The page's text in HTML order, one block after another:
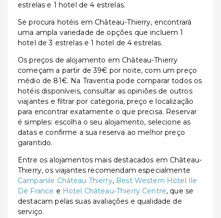
estrelas e 1 hotel de 4 estrelas.
Se procura hotéis em Château-Thierry, encontrará
uma ampla variedade de opções que incluem 1
hotel de 3 estrelas e 1 hotel de 4 estrelas.
Os preços de alojamento em Château-Thierry
começam a partir de 39€ por noite, com um preço
médio de 81€. Na Traventia pode comparar todos os
hotéis disponíveis, consultar as opiniões de outros
viajantes e filtrar por categoria, preço e localização
para encontrar exatamente o que precisa. Reservar
é simples: escolha o seu alojamento, selecione as
datas e confirme a sua reserva ao melhor preço
garantido.
Entre os alojamentos mais destacados em Château-
Thierry, os viajantes recomendam especialmente
Campanile Château Thierry, Best Western Hotel Ile
De France e Hotel Château-Thierry Centre, que se
destacam pelas suas avaliações e qualidade de
serviço.